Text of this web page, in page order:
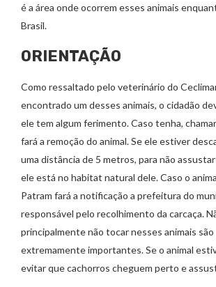
é a área onde ocorrem esses animais
Brasil.
ORIENTAÇÃO
Como ressaltado pelo veterinário do
encontrado um desses animais, o cidadão
ele tem algum ferimento. Caso tenha,
fará a remoção do animal. Se ele estiver
uma distância de 5 metros, para não assustar
ele está no habitat natural dele. Caso o
Patram fará a notificação a prefeitura do
responsável pelo recolhimento da carcaça.
principalmente não tocar nesses animais
extremamente importantes. Se o animal
evitar que cachorros cheguem perto e